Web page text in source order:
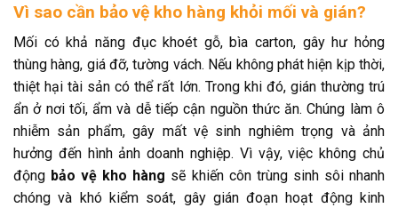
Vì sao cần bảo vệ kho hàng khỏi mối và gián?
Mối có khả năng đục khoét gỗ, bìa carton, gây hư hỏng
thùng hàng, giá đỡ, tường vách. Nếu không phát hiện kịp thời,
thiệt hại tài sản có thể rất lớn. Trong khi đó, gián thường trú
ẩn ở nơi tối, ẩm và dễ tiếp cận nguồn thức ăn. Chúng làm ô
nhiễm sản phẩm, gây mất vệ sinh nghiêm trọng và ảnh
hưởng đến hình ảnh doanh nghiệp. Vì vậy, việc không chủ
động bảo vệ kho hàng sẽ khiến côn trùng sinh sôi nhanh
chóng và khó kiểm soát, gây gián đoạn hoạt động kinh